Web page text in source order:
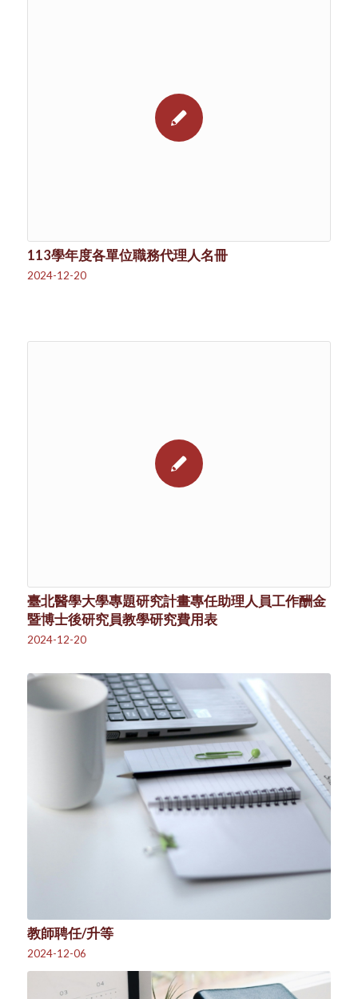
113學年度各單位職務代理人名冊
2024-12-20
臺北醫學大學專題研究計畫專任助理人員工作酬金
暨博士後研究員教學研究費用表
2024-12-20
教師聘任/升等
2024-12-06